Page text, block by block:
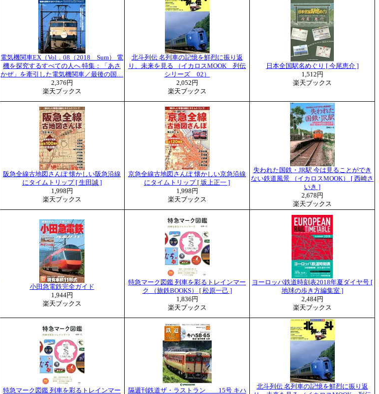
電気機関車EX（Vol．08（2018 Sum） 電
機を探究するすべての人へ 特集：「あさ
かぜ」を牽引した電気機関車／最後の国…
2,376円
楽天ブックス
北斗列伝 名列車の記憶を鮮烈に振り返
り、未来を見る （イカロスMOOK 列伝
シリーズ 02）
2,052円
楽天ブックス
日本全国駅名めぐり [ 今尾恵介 ]
1,512円
楽天ブックス
阪急全線古地図さんぽ 懐かしい阪急沿線
にタイムトリップ [ 生田誠 ]
1,998円
楽天ブックス
京急全線古地図さんぽ 懐かしい京急沿線
にタイムトリップ [ 坂上正一 ]
1,998円
楽天ブックス
失われた国鉄・JR駅 今は見ることができ
ない鉄道風景 （イカロスMOOK） [ 西崎さ
いき ]
2,678円
楽天ブックス
小田急電鉄完全ガイド
1,944円
楽天ブックス
特急マーク図鑑 列車を彩るトレインマー
ク （旅鉄BOOKS） [ 松原一己 ]
1,836円
楽天ブックス
ヨーロッパ鉄道時刻表2018年夏ダイヤ号 [
地球の歩き方編集室 ]
2,484円
楽天ブックス
特急マーク図鑑 列車を彩るトレインマー 隔週刊鉄道ザ・ラストラン 15号 キハ
北斗列伝 名列車の記憶を鮮烈に振り返